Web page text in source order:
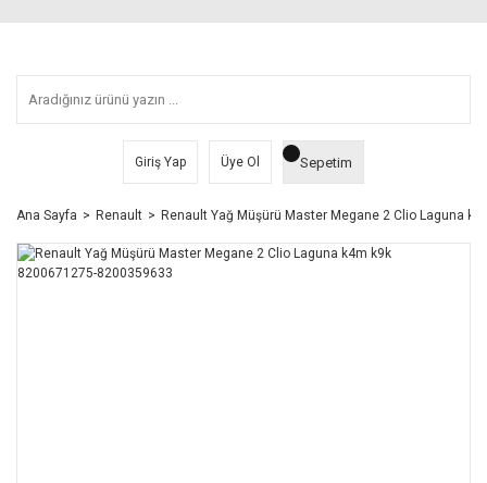
Giriş Yap Üye Ol Sepetim
Ana Sayfa Renault Renault Yağ Müşürü Master Megane 2 Clio Laguna